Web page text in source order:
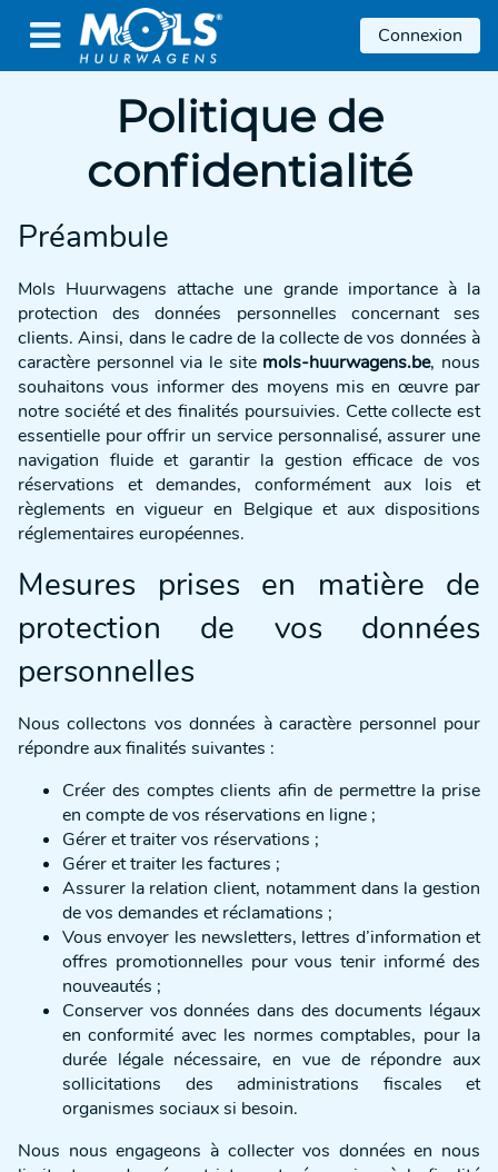
 Connexion
Politique de
confidentialité
Préambule
Mols Huurwagens attache une grande importance à la
protection des données personnelles concernant ses
clients. Ainsi, dans le cadre de la collecte de vos données à
caractère personnel via le site mols-huurwagens.be, nous
souhaitons vous informer des moyens mis en œuvre par
notre société et des finalités poursuivies. Cette collecte est
essentielle pour offrir un service personnalisé, assurer une
navigation fluide et garantir la gestion efficace de vos
réservations et demandes, conformément aux lois et
règlements en vigueur en Belgique et aux dispositions
réglementaires européennes.
Mesures prises en matière de
protection de vos données
personnelles
Nous collectons vos données à caractère personnel pour
répondre aux finalités suivantes :
Créer des comptes clients afin de permettre la prise
en compte de vos réservations en ligne ;
Gérer et traiter vos réservations ;
Gérer et traiter les factures ;
Assurer la relation client, notamment dans la gestion
de vos demandes et réclamations ;
Vous envoyer les newsletters, lettres d’information et
offres promotionnelles pour vous tenir informé des
nouveautés ;
Conserver vos données dans des documents légaux
en conformité avec les normes comptables, pour la
durée légale nécessaire, en vue de répondre aux
sollicitations des administrations fiscales et
organismes sociaux si besoin.
Nous nous engageons à collecter vos données en nous